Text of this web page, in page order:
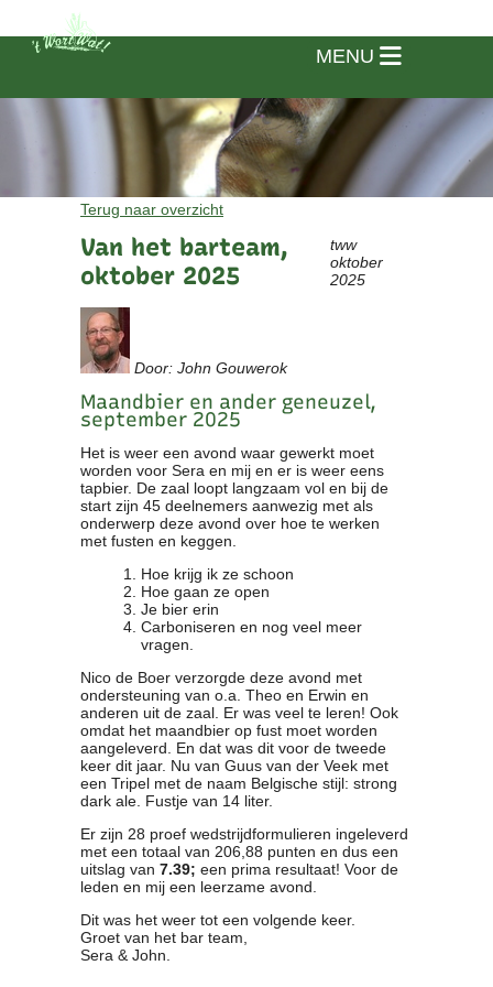
Terug naar overzicht
Van het barteam,
oktober 2025
tww
oktober
2025
Door: John Gouwerok
Maandbier en ander geneuzel,
september 2025
Het is weer een avond waar gewerkt moet
worden voor Sera en mij en er is weer eens
tapbier. De zaal loopt langzaam vol en bij de
start zijn 45 deelnemers aanwezig met als
onderwerp deze avond over hoe te werken
met fusten en keggen.
Hoe krijg ik ze schoon
Hoe gaan ze open
Je bier erin
Carboniseren en nog veel meer
vragen.
Nico de Boer verzorgde deze avond met
ondersteuning van o.a. Theo en Erwin en
anderen uit de zaal. Er was veel te leren! Ook
omdat het maandbier op fust moet worden
aangeleverd. En dat was dit voor de tweede
keer dit jaar. Nu van Guus van der Veek met
een Tripel met de naam Belgische stijl: strong
dark ale. Fustje van 14 liter.
Er zijn 28 proef wedstrijdformulieren ingeleverd
met een totaal van 206,88 punten en dus een
uitslag van 7.39; een prima resultaat! Voor de
leden en mij een leerzame avond.
Dit was het weer tot een volgende keer.
Groet van het bar team,
Sera & John.
MENU
Home
Vereniging
Clubkalender
Informatie
Bestuur
- Historie
Reglementen
Privacyverklaring
Polderbok
Wedstrijduitslagen
Prijzen
Bijzondere Leden
- Keurmeesters
- Biersommeliers
Recepten
Zoeken